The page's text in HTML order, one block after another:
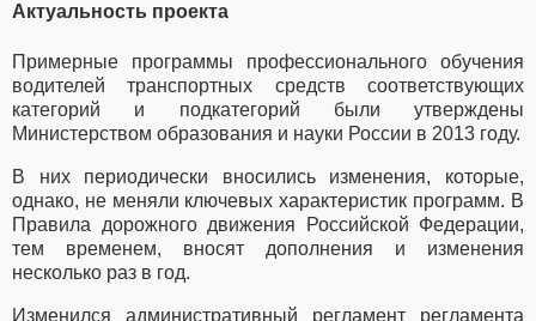
Актуальность проекта
Примерные программы профессионального обучения
водителей транспортных средств соответствующих
категорий и подкатегорий были утверждены
Министерством образования и науки России в 2013 году.
В них периодически вносились изменения, которые,
однако, не меняли ключевых характеристик программ. В
Правила дорожного движения Российской Федерации,
тем временем, вносят дополнения и изменения
несколько раз в год.
Изменился административный регламент регламента